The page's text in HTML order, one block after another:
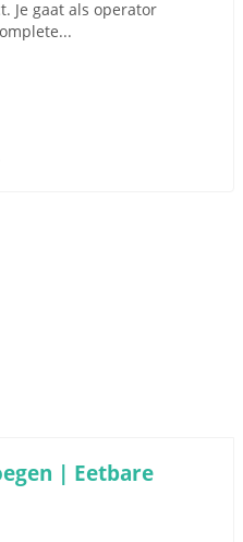
Je gaat als operator
| Eetbare